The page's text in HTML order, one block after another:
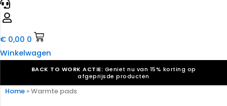
€ 0,00 0
Winkelwagen
BACK TO WORK ACTIE: Geniet nu van 15% korting op
afgeprijsde producten
Verkiezingsdrukwerk nodig? Maak indruk, win stemmen.
Home »Warmte pads